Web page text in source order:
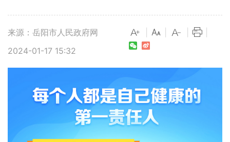
来源：岳阳市人民政府网
2024-01-17 15:32